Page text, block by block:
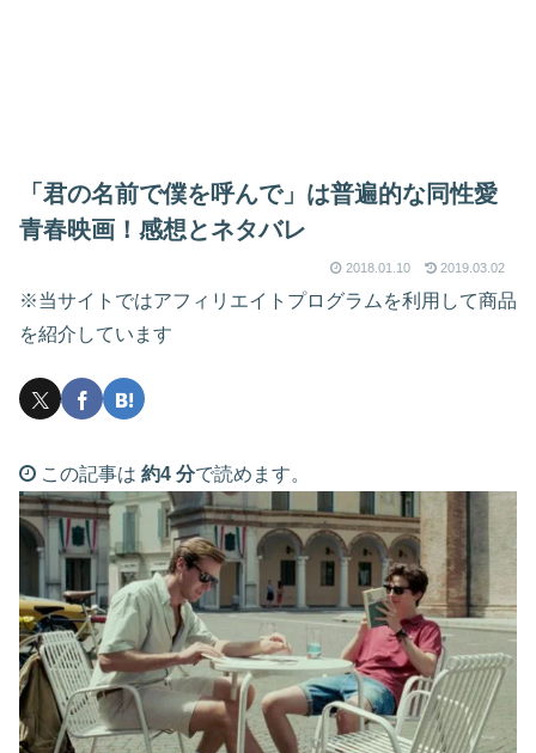
「君の名前で僕を呼んで」は普遍的な同性愛
青春映画！感想とネタバレ
2018.01.10 2019.03.02
※当サイトではアフィリエイトプログラムを利用して商品
を紹介しています
この記事は 約4 分で読めます。